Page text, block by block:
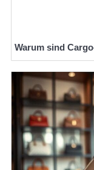
Warum sind